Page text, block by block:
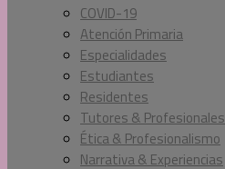
COVID-19
Atención Primaria
Especialidades
Estudiantes
Residentes
Tutores & Profesionales
Ética & Profesionalismo
Narrativa & Experiencias